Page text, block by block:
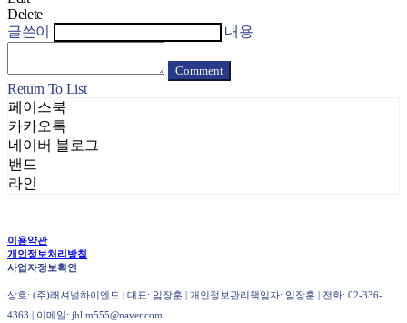
Delete
글쓴이
내용
Comment
Return To List
페이스북
카카오톡
네이버 블로그
밴드
라인
이용약관
개인정보처리방침
사업자정보확인
상호: (주)래셔널하이엔드 | 대표: 임장훈 | 개인정보관리책임자: 임장훈 | 전화: 02-336-
4363 | 이메일: jhlim555@naver.com